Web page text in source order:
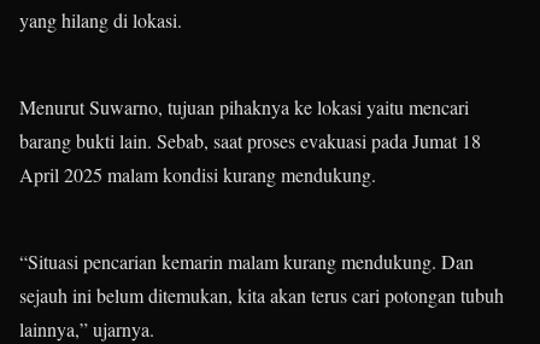
yang hilang di lokasi.
Menurut Suwarno, tujuan pihaknya ke lokasi yaitu mencari
barang bukti lain. Sebab, saat proses evakuasi pada Jumat 18
April 2025 malam kondisi kurang mendukung.
“Situasi pencarian kemarin malam kurang mendukung. Dan
sejauh ini belum ditemukan, kita akan terus cari potongan tubuh
lainnya,” ujarnya.